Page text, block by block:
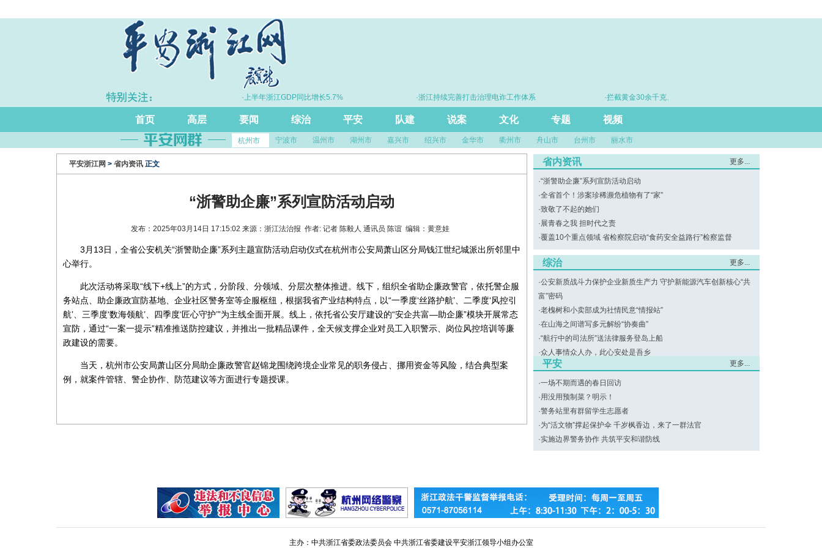
·推动“物理整合”向“化学反应”跃升 ·上半年浙江GDP同比增长5.7% ·浙江持续完善打击治理电诈工作体系 ·拦截黄金30余千克、现金2亿余元
首页 高层 要闻 综治 平安 队建 说案 文化 专题 视频
杭州市 宁波市 温州市 湖州市 嘉兴市 绍兴市 金华市 衢州市 舟山市 台州市 丽水市
平安浙江网 > 省内资讯 正文
“浙警助企廉”系列宣防活动启动
发布：2025年03月14日 17:15:02 来源：浙江法治报 作者: 记者 陈毅人 通讯员 陈谊 编辑：黄意娃
3月13日，全省公安机关“浙警助企廉”系列主题宣防活动启动仪式在杭州市公安局萧山区分局钱江世纪城派出所邻里中
心举行。
此次活动将采取“线下+线上”的方式，分阶段、分领域、分层次整体推进。线下，组织全省助企廉政警官，依托警企服
务站点、助企廉政宣防基地、企业社区警务室等企服枢纽，根据我省产业结构特点，以“一季度‘丝路护航’、二季度‘风控引
航’、三季度‘数海领航’、四季度‘匠心守护’”为主线全面开展。线上，依托省公安厅建设的“安企共富—助企廉”模块开展常态
宣防，通过“一案一提示”精准推送防控建议，并推出一批精品课件，全天候支撑企业对员工入职警示、岗位风控培训等廉
政建设的需要。
当天，杭州市公安局萧山区分局助企廉政警官赵锦龙围绕跨境企业常见的职务侵占、挪用资金等风险，结合典型案
例，就案件管辖、警企协作、防范建议等方面进行专题授课。
省内资讯 更多...
·“浙警助企廉”系列宣防活动启动
·全省首个！涉案珍稀濒危植物有了“家”
·致敬了不起的她们
·展青春之我 担时代之责
·覆盖10个重点领域 省检察院启动“食药安全益路行”检察监督
综治 更多...
·公安新质战斗力保护企业新质生产力 守护新能源汽车创新核心“共
富”密码
·老槐树和小卖部成为社情民意“情报站”
·在山海之间谱写多元解纷“协奏曲”
·“航行中的司法所”送法律服务登岛上船
·众人事情众人办，此心安处是吾乡
平安 更多...
·一场不期而遇的春日回访
·用没用预制菜？明示！
·警务站里有群留学生志愿者
·为“活文物”撑起保护伞 千岁枫香边，来了一群法官
·实施边界警务协作 共筑平安和谐防线
主办：中共浙江省委政法委员会 中共浙江省委建设平安浙江领导小组办公室